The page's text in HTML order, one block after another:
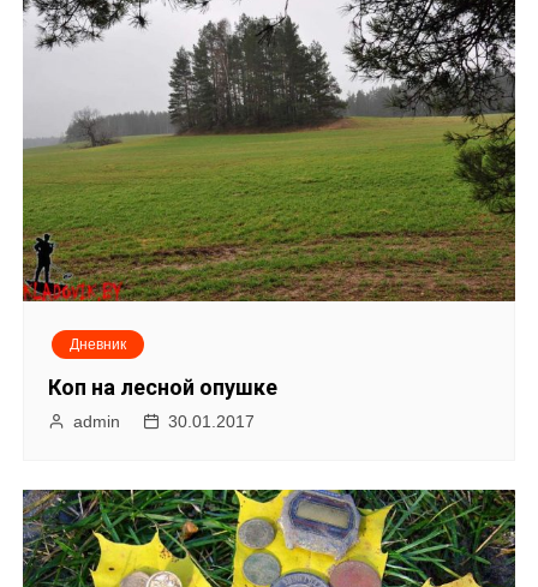
Дневник
Коп на лесной опушке
admin 30.01.2017